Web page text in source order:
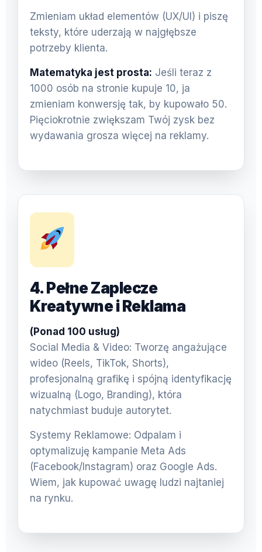
Zmieniam układ elementów (UX/UI) i piszę
teksty, które uderzają w najgłębsze
potrzeby klienta.
Matematyka jest prosta: Jeśli teraz z
1000 osób na stronie kupuje 10, ja
zmieniam konwersję tak, by kupowało 50.
Pięciokrotnie zwiększam Twój zysk bez
wydawania grosza więcej na reklamy.
4. Pełne Zaplecze
Kreatywne i Reklama
(Ponad 100 usług)
Social Media & Video: Tworzę angażujące
wideo (Reels, TikTok, Shorts),
profesjonalną grafikę i spójną identyfikację
wizualną (Logo, Branding), która
natychmiast buduje autorytet.
Systemy Reklamowe: Odpalam i
optymalizuję kampanie Meta Ads
(Facebook/Instagram) oraz Google Ads.
Wiem, jak kupować uwagę ludzi najtaniej
na rynku.